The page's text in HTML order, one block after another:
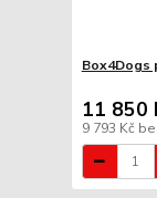
Box4Dogs
11 850
9 793 Kč